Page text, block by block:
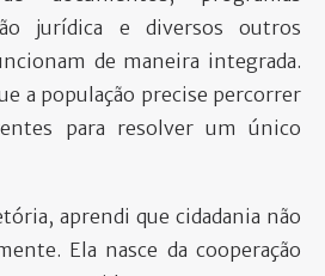
jurídica e diversos outros
de maneira integrada.
a população precise percorrer
para resolver um único
aprendi que cidadania não
Ela nasce da cooperação